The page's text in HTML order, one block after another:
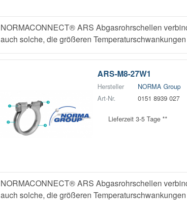
NORMACONNECT® ARS Abgasrohrschellen
auch solche, die größeren
ARS-M8-27W1
Hersteller
NORMA Group
Art-Nr.
0151 8939 027
Lieferzeit 3-5 Tage **
NORMACONNECT® ARS Abgasrohrschellen
auch solche, die größeren